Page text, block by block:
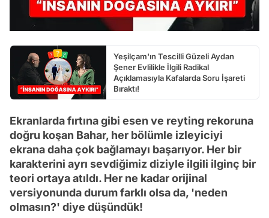
Yeşilçam'ın Tescilli Güzeli Aydan
Şener Evlilikle İlgili Radikal
Açıklamasıyla Kafalarda Soru İşareti
Bıraktı!
Ekranlarda fırtına gibi esen ve reyting rekoruna
doğru koşan Bahar, her bölümle izleyiciyi
ekrana daha çok bağlamayı başarıyor. Her bir
karakterini ayrı sevdiğimiz diziyle ilgili ilginç bir
teori ortaya atıldı. Her ne kadar orijinal
versiyonunda durum farklı olsa da, 'neden
olmasın?' diye düşündük!